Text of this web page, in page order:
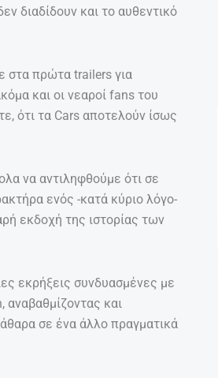
διαδίδουν και το αυθεντικό
στα πρώτα trailers για
και οι νεαροί fans του
ότι τα Cars αποτελούν ίσως
να αντιληφθούμε ότι σε
ενός -κατά κύριο λόγο-
εκδοχή της ιστορίας των
εκρήξεις συνδυασμένες με
και
σε ένα άλλο πραγματικά